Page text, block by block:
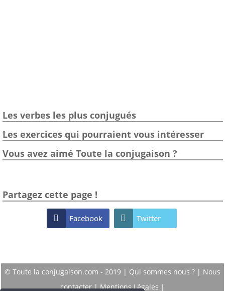
Les verbes les plus conjugués
Les exercices qui pourraient vous intéresser
Vous avez aimé Toute la conjugaison ?
Partagez cette page !
 Facebook  Twitter
© Toute la conjugaison.com - 2019 | Qui sommes nous ? | Nous
contacter|Mentions Légales |